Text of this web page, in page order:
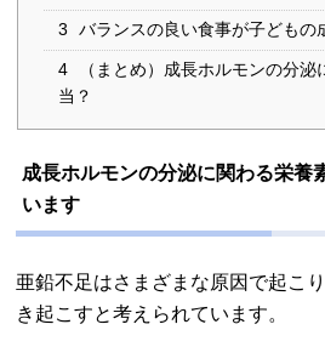
3 バランスの良い食事が子どもの
4
（まとめ）成長ホルモンの分泌
当？
成長ホルモンの分泌に関わる栄養
います
亜鉛不足はさまざまな原因で起こ
き起こすと考えられています。